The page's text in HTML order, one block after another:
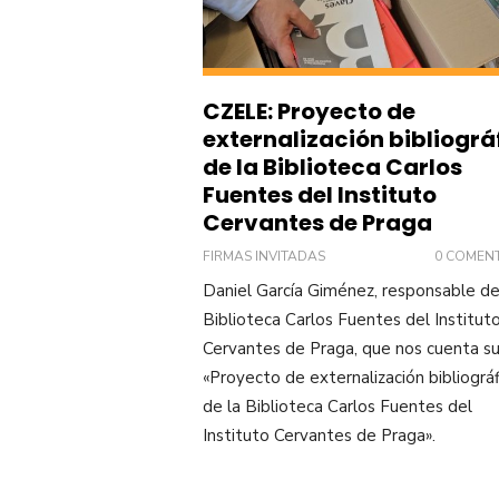
CZELE: Proyecto de
externalización
de la Biblioteca Carlos
Fuentes del Instituto
Cervantes de Praga
FIRMAS INVITADAS 0
Daniel García Giménez, responsable
Biblioteca Carlos Fuentes del Instituto
Cervantes de Praga, que nos cuenta su
«Proyecto de externalización
de la Biblioteca Carlos Fuentes del
Instituto Cervantes de Praga».